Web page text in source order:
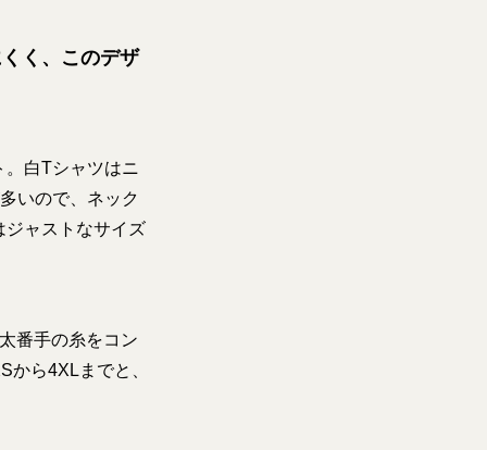
く、このデザ
白Tシャツはニ
いので、ネック
ジャストなサイズ
番手の糸をコン
から4XLまでと、